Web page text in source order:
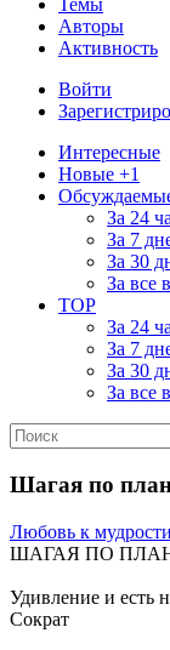
Темы
Авторы
Активность
Войти
Интересные
Новые +1
За 24
За 7
За 30
За все
TOP
За 24
За 7
За 30
За все
Шагая по
Любовь к
ШАГАЯ ПО
Удивление и есть
Сократ